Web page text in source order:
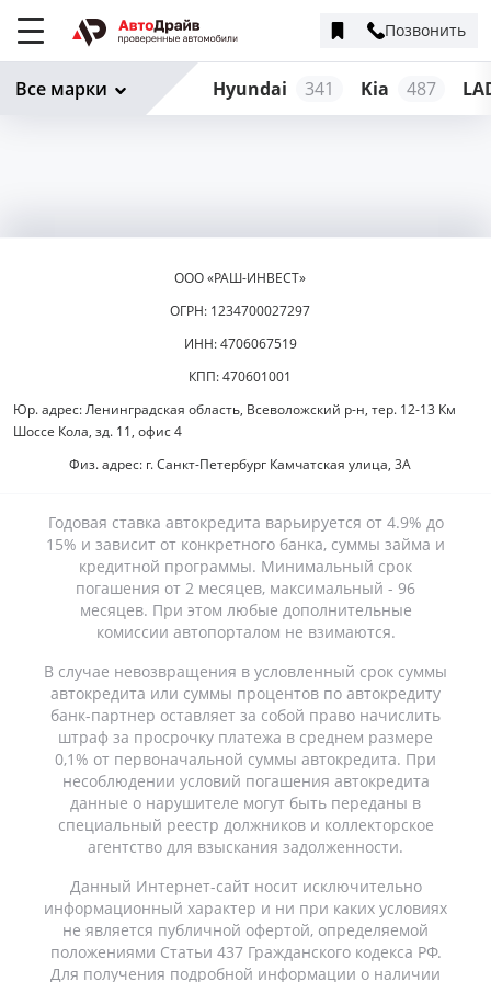
Позвонить
Hyundai 341 Kia 487
Все марки
ООО «РАШ-ИНВЕСТ»
ОГРН: 1234700027297
ИНН: 4706067519
КПП: 470601001
Юр. адрес: Ленинградская область, Всеволожский р-н, тер. 12-13 Км
Шоссе Кола, зд. 11, офис 4
Физ. адрес: г. Санкт-Петербург Камчатская улица, 3А
Годовая ставка автокредита варьируется от 4.9% до
15% и зависит от конкретного банка, суммы займа и
кредитной программы. Минимальный срок
погашения от 2 месяцев, максимальный - 96
месяцев. При этом любые дополнительные
комиссии автопорталом не взимаются.
В случае невозвращения в условленный срок суммы
автокредита или суммы процентов по автокредиту
банк-партнер оставляет за собой право начислить
штраф за просрочку платежа в среднем размере
0,1% от первоначальной суммы автокредита. При
несоблюдении условий погашения автокредита
данные о нарушителе могут быть переданы в
специальный реестр должников и коллекторское
агентство для взыскания задолженности.
Данный Интернет-сайт носит исключительно
информационный характер и ни при каких условиях
не является публичной офертой, определяемой
положениями Статьи 437 Гражданского кодекса РФ.
Для получения подробной информации о наличии